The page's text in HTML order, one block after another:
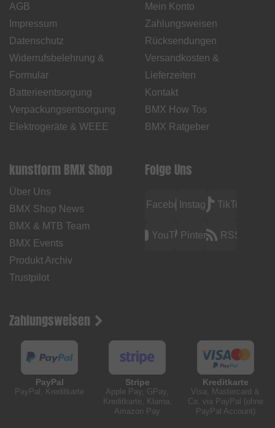
AGB
Impressum
Datenschutz
Widerrufsbelehrung &
Formular
Batterieentsorgung
Verpackungsentsorgung
Elektrogeräte & WEEE
Mein Konto
Zahlungsweisen
Rücksendungen
Versandkosten &
Lieferzeiten
Kontakt
BMX How Tos
BMX Ratgeber
kunstform BMX Shop
Über Uns
BMX Shop News
BMX & MTB Team
BMX Events
Produkt Archiv
Trustpilot
Folge Uns
FacebookInstagramTikTok
YouTubePinterest RSS
Zahlungsweisen
PayPal
PayPal, Kreditkarte
Stripe
Apple Pay, GPay,
Kreditkarte, Klarna,
Amazon Pay
Kreditkarte
Visa, Mastercard &
Co. via PayPal (ohne
PayPal Account)